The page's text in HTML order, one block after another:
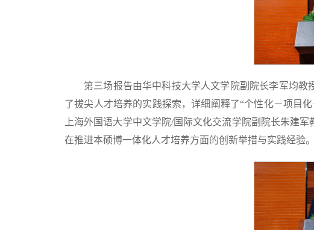
第三场报告由华中科技大学人文学院副院长李军均
了拔尖人才培养的实践探索，详细阐释了“个性化－项目
上海外国语大学中文学院/国际文化交流学院副院长朱建
在推进本硕博一体化人才培养方面的创新举措与实践经验。